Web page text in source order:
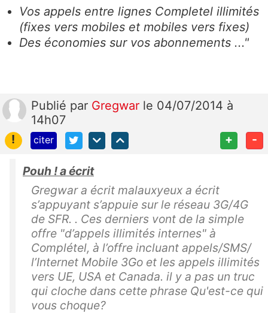
Vos appels entre lignes Completel illimités
(fixes vers mobiles et mobiles vers fixes)
Des économies sur vos abonnements ..."
Publié par Gregwar le 04/07/2014 à
14h07
!
citer + -
Pouh ! a écrit
Gregwar a écrit malauxyeux a écrit
s’appuyant s’appuie sur le réseau 3G/4G
de SFR. . Ces derniers vont de la simple
offre "d’appels illimités internes" à
Complétel, à l’offre incluant appels/SMS/
l’Internet Mobile 3Go et les appels illimités
vers UE, USA et Canada. il y a pas un truc
qui cloche dans cette phrase Qu'est-ce qui
vous choque?